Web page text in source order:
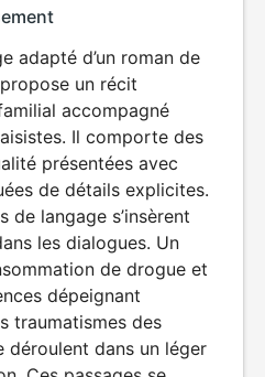
DÉCONSEILLÉ
ENFANTS
adapté d’un roman de
un récit
accompagné
Il comporte des
présentées avec
de détails explicites.
de langage s’insèrent
les dialogues. Un
de drogue et
dépeignant
traumatismes des
déroulent dans un léger